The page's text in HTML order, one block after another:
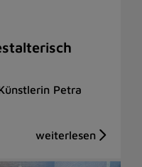
Petra